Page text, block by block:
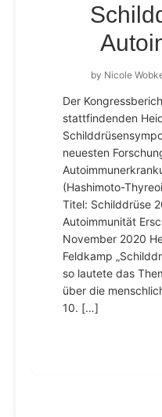
by Nicole
Der
stattfindenden
neuesten
(Hashimoto-
Titel: Schilddrüse
Autoimmunität
November 2020
Feldkamp
so lautete das
über die
10. […]